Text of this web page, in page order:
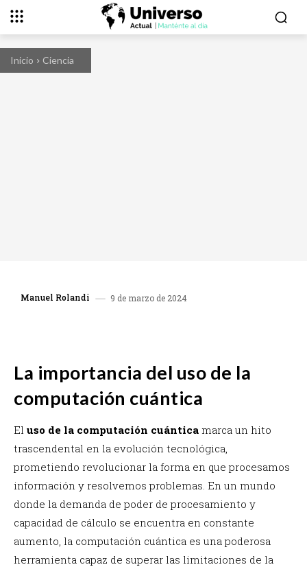
Inicio Ciencia
Manuel Rolandi 9 de marzo de 2024
La importancia del uso de la
computación cuántica
El uso de la computación cuántica marca un hito
trascendental en la evolución tecnológica,
prometiendo revolucionar la forma en que procesamos
información y resolvemos problemas. En un mundo
donde la demanda de poder de procesamiento y
capacidad de cálculo se encuentra en constante
aumento, la computación cuántica es una poderosa
herramienta capaz de superar las limitaciones de la